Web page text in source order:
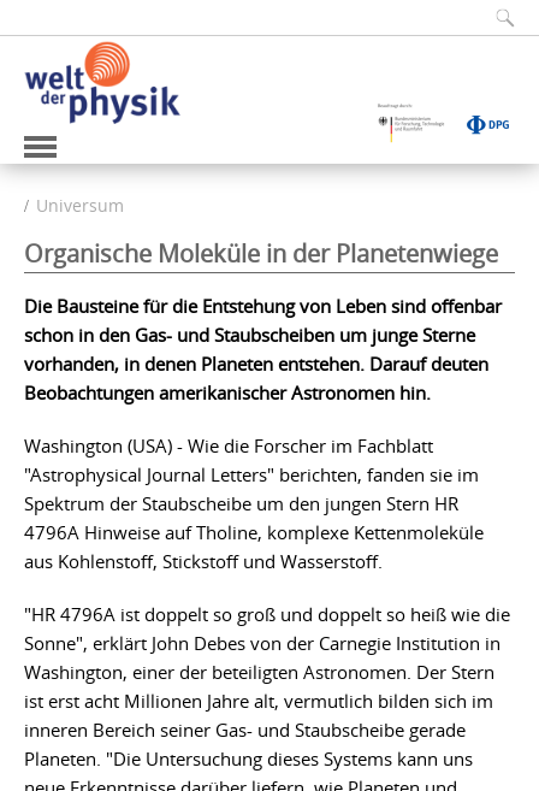
Universum
Organische Moleküle in der Planetenwiege
Die Bausteine für die Entstehung von Leben sind offenbar
schon in den Gas- und Staubscheiben um junge Sterne
vorhanden, in denen Planeten entstehen. Darauf deuten
Beobachtungen amerikanischer Astronomen hin.
Washington (USA) - Wie die Forscher im Fachblatt
"Astrophysical Journal Letters" berichten, fanden sie im
Spektrum der Staubscheibe um den jungen Stern HR
4796A Hinweise auf Tholine, komplexe Kettenmoleküle
aus Kohlenstoff, Stickstoff und Wasserstoff.
"HR 4796A ist doppelt so groß und doppelt so heiß wie die
Sonne", erklärt John Debes von der Carnegie Institution in
Washington, einer der beteiligten Astronomen. Der Stern
ist erst acht Millionen Jahre alt, vermutlich bilden sich im
inneren Bereich seiner Gas- und Staubscheibe gerade
Planeten. "Die Untersuchung dieses Systems kann uns